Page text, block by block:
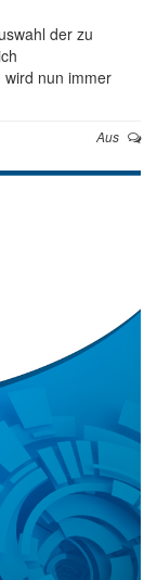
der zu
nun immer
Aus